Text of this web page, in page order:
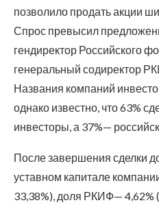
позволило продать акции
Спрос превысил
гендиректор Российского
генеральный содиректор
Названия компаний
однако известно, что 63%
инвесторы, а 37%—
После завершения сделки
уставном капитале
33,38%), доля РКИФ— 4,62%